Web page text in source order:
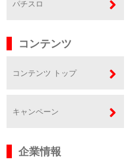
パチスロ
コンテンツ
コンテンツ トップ
キャンペーン
企業情報